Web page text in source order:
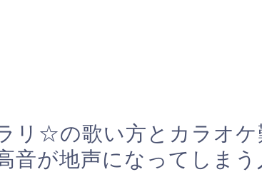
リ☆の歌い方とカラオケ
音が地声になってしま